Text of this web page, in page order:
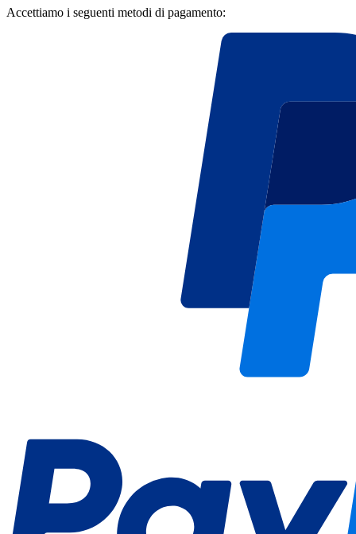
Accettiamo i seguenti metodi di pagamento: